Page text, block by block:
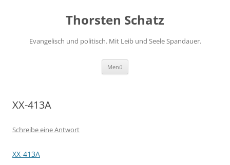
Thorsten Schatz
Evangelisch und politisch. Mit Leib und Seele Spandauer.
Menü
XX-413A
Schreibe eine Antwort
XX-413A